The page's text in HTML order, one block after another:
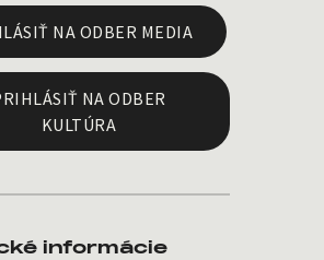
NA ODBER MEDIA
NA ODBER
KULTÚRA
informácie